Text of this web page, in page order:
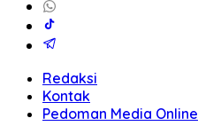
Redaksi
Kontak
Pedoman Media Online